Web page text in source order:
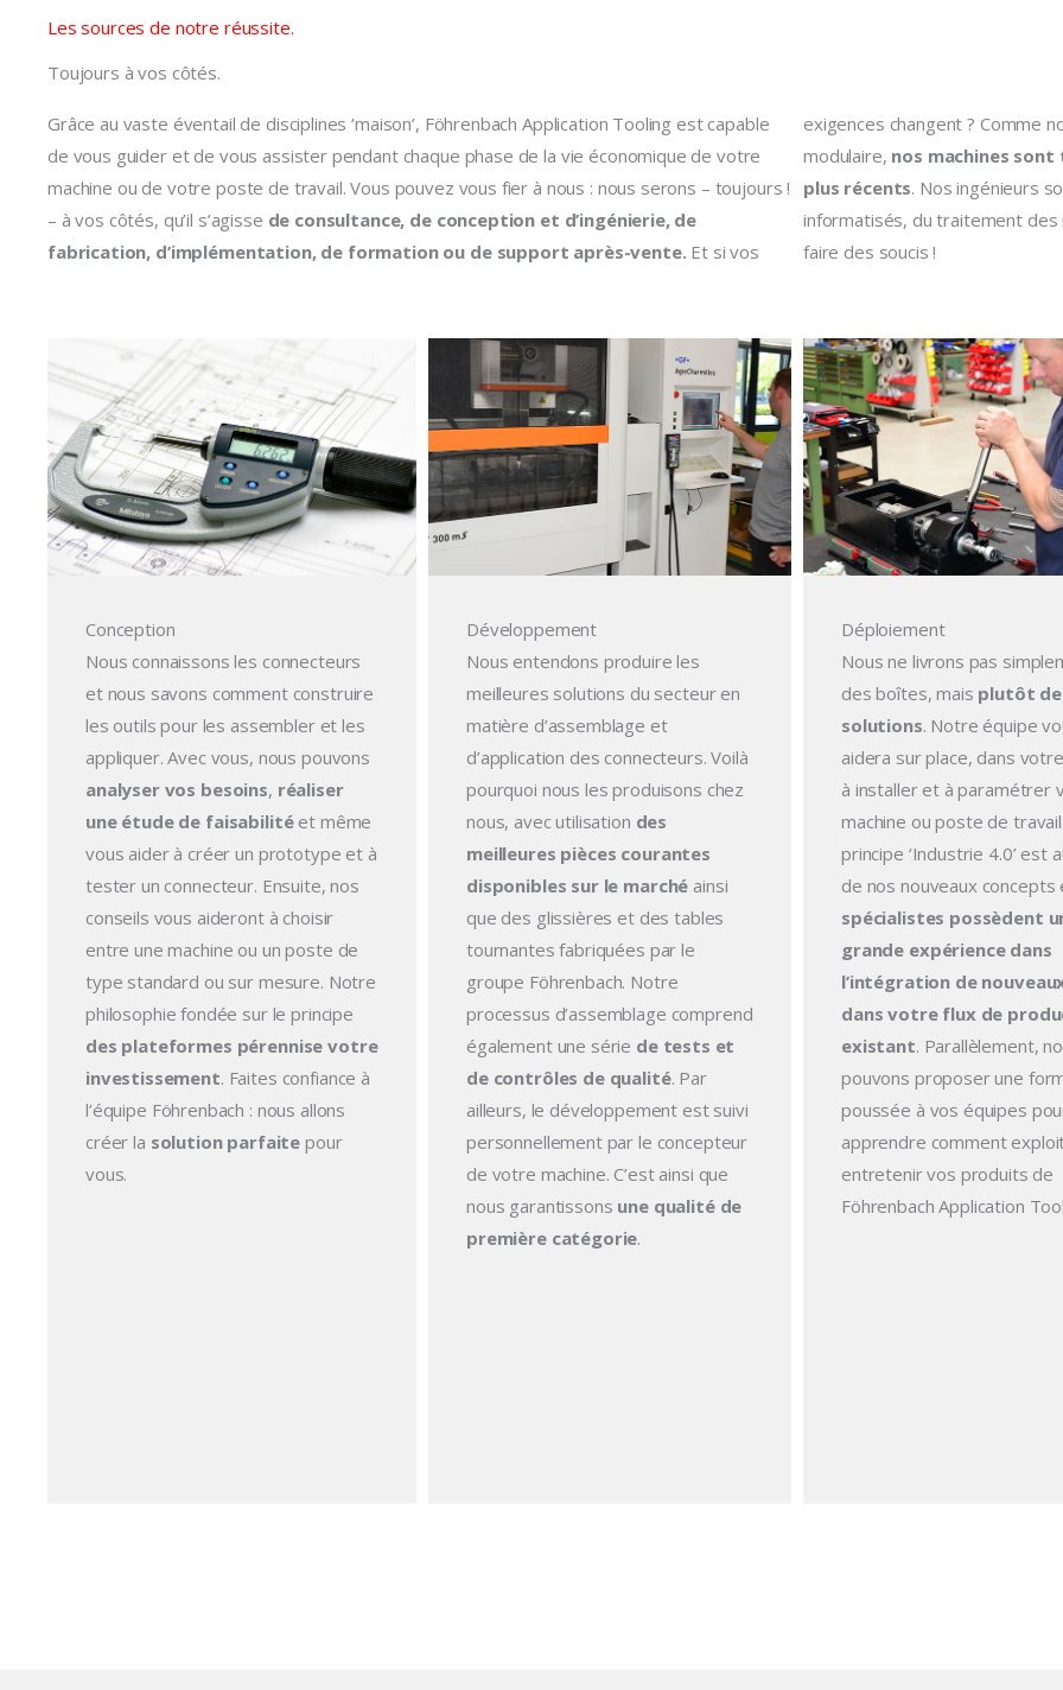
Les sources de notre réussite.
Toujours à vos côtés.
Grâce au vaste éventail de disciplines ‘maison’, Föhrenbach Application Tooling est capable
de vous guider et de vous assister pendant chaque phase de la vie économique de votre
machine ou de votre poste de travail. Vous pouvez vous fier à nous : nous serons – toujours !
– à vos côtés, qu’il s’agisse de consultance, de conception et d’ingénierie, de
fabrication, d’implémentation, de formation ou de support après-vente. Et si vos
exigences changent ? Comme
modulaire, nos machines
plus récents. Nos ingénieurs
informatisés, du traitement des
faire des soucis !
Conception
Nous connaissons les connecteurs
et nous savons comment construire
les outils pour les assembler et les
appliquer. Avec vous, nous pouvons
analyser vos besoins, réaliser
une étude de faisabilitéet même
vous aider à créer un prototype et à
tester un connecteur. Ensuite, nos
conseils vous aideront à choisir
entre une machine ou un poste de
type standard ou sur mesure. Notre
philosophie fondée sur le principe
des plateformes pérennise votre
investissement. Faites confiance à
l’équipe Föhrenbach : nous allons
créer la solution parfaite pour
vous.
Développement
Nous entendons produire les
meilleures solutions du secteur en
matière d’assemblage et
d’application des connecteurs. Voilà
pourquoi nous les produisons chez
nous, avec utilisation des
meilleures pièces courantes
disponibles sur le marché ainsi
que des glissières et des tables
tournantes fabriquées par le
groupe Föhrenbach. Notre
processus d’assemblage comprend
également une série de tests et
de contrôles de qualité. Par
ailleurs, le développement est suivi
personnellement par le concepteur
de votre machine. C’est ainsi que
nous garantissons une qualité de
première catégorie.
Déploiement
Nous ne livrons pas
des boîtes, mais plutôt
solutions. Notre équipe
aidera sur place, dans
à installer et à paramétrer
machine ou poste de
principe ‘Industrie 4.0’ est
de nos nouveaux concepts
spécialistes possèdent
grande expérience dans
l’intégration de
dans votre flux de
existant. Parallèlement,
pouvons proposer une
poussée à vos équipes
apprendre comment
entretenir vos produits de
Föhrenbach Application